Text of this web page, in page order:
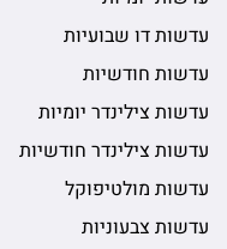
עדשות דו שבועיות
עדשות חודשיות
עדשות צילינדר יומיות
עדשות צילינדר חודשיות
עדשות מולטיפוקל
עדשות צבעוניות